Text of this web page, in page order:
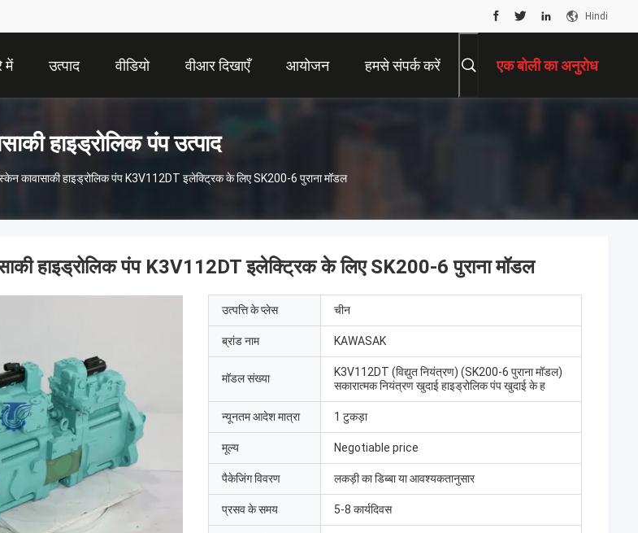
Hindi
में उत्पाद वीडियो वीआर दिखाएँ आयोजन हमसे संपर्क करें एक बोली का अनुरोध
हाइड्रोलिक पंप उत्पाद
कावासाकी हाइड्रोलिक पंप K3V112DT इलेक्ट्रिक के लिए SK200-6 पुराना मॉडल
हाइड्रोलिक पंप K3V112DT इलेक्ट्रिक के लिए SK200-6 पुराना मॉडल
उत्पत्ति के प्लेस चीन
ब्रांड नाम KAWASAK
मॉडल संख्या
K3V112DT (विद्युत नियंत्रण) (SK200-6 पुराना मॉडल)
सकारात्मक नियंत्रण खुदाई हाइड्रोलिक पंप खुदाई के ह
न्यूनतम आदेश मात्रा 1 टुकड़ा
मूल्य Negotiable price
पैकेजिंग विवरण लकड़ी का डिब्बा या आवश्यकतानुसार
प्रसव के समय 5-8 कार्यदिवस